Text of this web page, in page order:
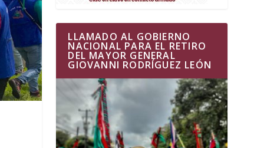
LLAMADO AL GOBIERNO
NACIONAL PARA EL RETIRO
DEL MAYOR GENERAL
GIOVANNI RODRÍGUEZ LEÓN